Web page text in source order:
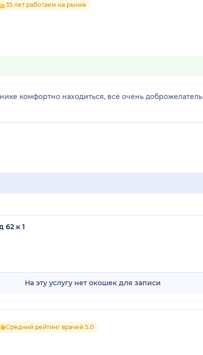
35 лет работаем на рынке
62 к 1
На эту услугу нет окошек для записи
Средний рейтинг врачей 5.0